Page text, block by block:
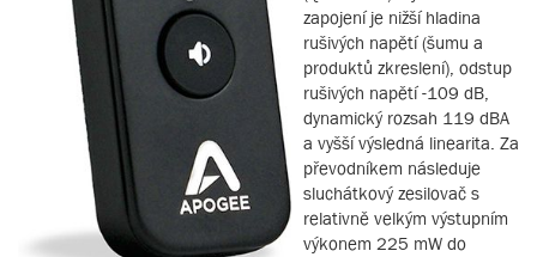
zapojení je nižší hladina
rušivých napětí (šumu a
produktů zkreslení), odstup
rušivých napětí -109 dB,
dynamický rozsah 119 dBA
a vyšší výsledná linearita. Za
převodníkem následuje
sluchátkový zesilovač s
relativně velkým výstupním
výkonem 225 mW do